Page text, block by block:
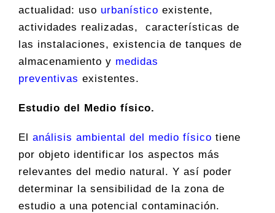
actualidad: uso urbanístico existente,
actividades realizadas, características de
las instalaciones, existencia de tanques de
almacenamiento y medidas
preventivas existentes.
Estudio del Medio físico.
El análisis ambiental del medio físico tiene
por objeto identificar los aspectos más
relevantes del medio natural. Y así poder
determinar la sensibilidad de la zona de
estudio a una potencial contaminación.